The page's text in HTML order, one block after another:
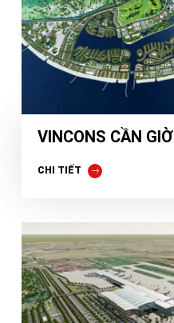
VINCONS CẦN GIỜ
CHI TIẾT